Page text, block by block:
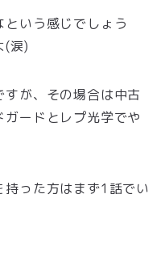
いう感じでしょう
(涙)
が、その場合は中古
ードとレプ光学でや
った方はまず1話でい